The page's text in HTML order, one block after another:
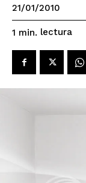
21/01/2010
1 min. lectura